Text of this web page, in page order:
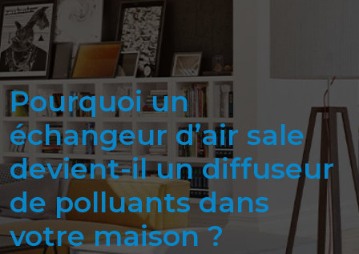
Pourquoi un
échangeur d’air sale
devient-il un diffuseur
de polluants dans
votre maison ?